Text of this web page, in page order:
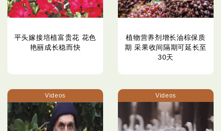
平头嫁接培植富贵花 花色
艳丽成长稳而快
植物营养剂增长油棕保质
期 采果收间隔期可延长至
30天
Videos Videos